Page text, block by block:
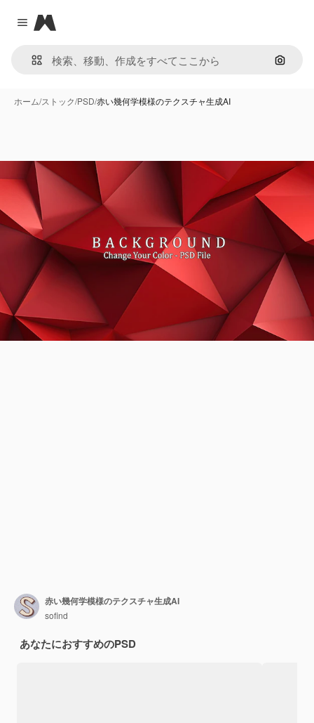
Close menu
Magnific
画像で
ホーム/ストック/PSD/赤い幾何学模様のテクスチャ生成AI
赤い幾何学模様のテクスチャ生成AI
sofind
あなたにおすすめのPSD